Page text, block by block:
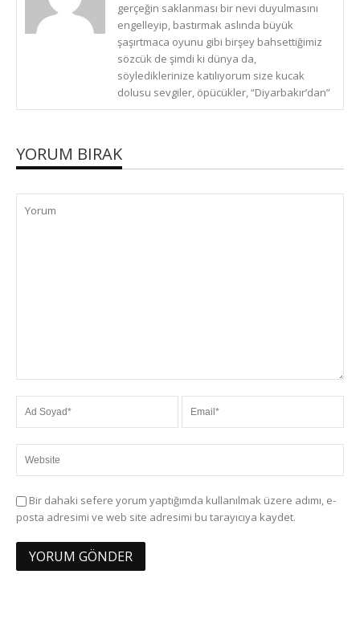
gerçeğin saklanması bir nevi duyulmasını
engelleyip, bastırmak aslında büyük
şaşırtmaca oyunu gibi birşey bahsettiğimiz
sözcük de şimdi ki dünya da,
söylediklerinize katılıyorum size kucak
dolusu sevgiler, öpücükler, “Diyarbakır’dan”
YORUM BIRAK
Bir dahaki sefere yorum yaptığımda kullanılmak üzere adımı, e-
posta adresimi ve web site adresimi bu tarayıcıya kaydet.